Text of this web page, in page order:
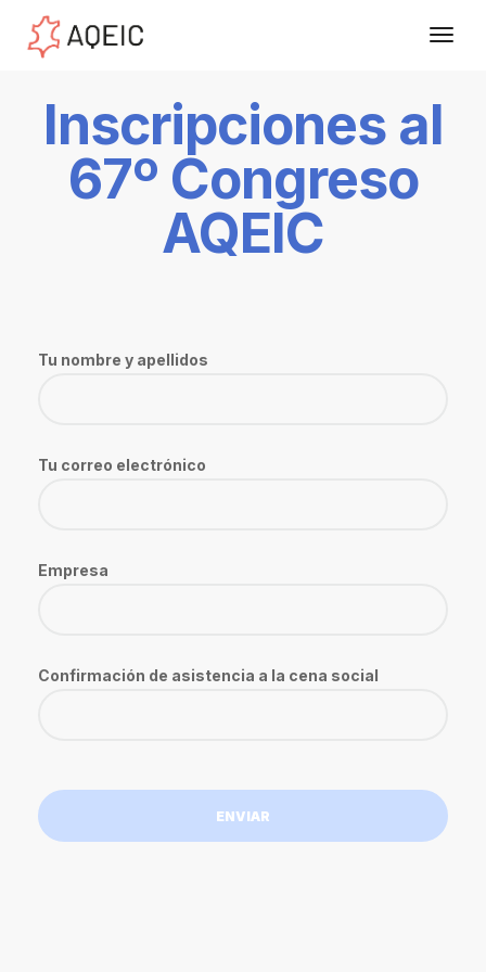
Inscripciones al
67º Congreso
AQEIC
Tu nombre y apellidos
Tu correo electrónico
Empresa
Confirmación de asistencia a la cena social